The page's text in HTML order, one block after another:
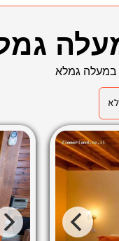
במעלה גמלא